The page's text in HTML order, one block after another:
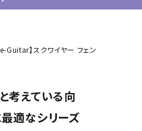
】スクワイヤー フェン
考えている向
適なシリーズ